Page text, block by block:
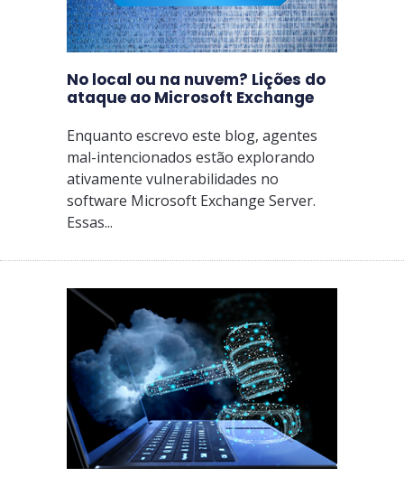
No local ou na nuvem? Lições do
ataque ao Microsoft Exchange
Enquanto escrevo este blog, agentes
mal-intencionados estão explorando
ativamente vulnerabilidades no
software Microsoft Exchange Server.
Essas...